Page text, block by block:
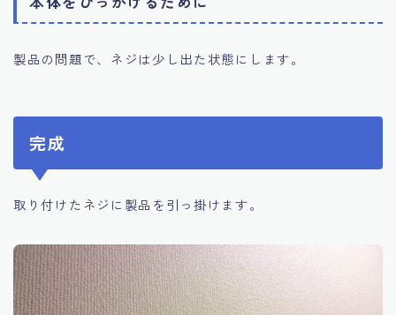
製品の問題で、ネジは少し出た状態にします。
完成
取り付けたネジに製品を引っ掛けます。